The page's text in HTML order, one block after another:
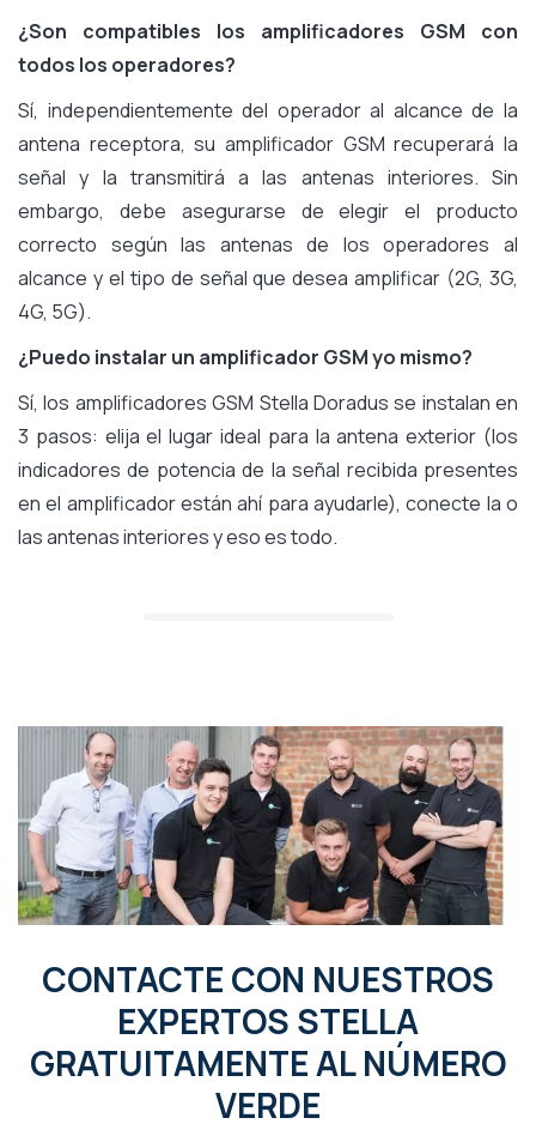
¿Son compatibles los amplificadores GSM con
todos los operadores?
Sí, independientemente del operador al alcance de la
antena receptora, su amplificador GSM recuperará la
señal y la transmitirá a las antenas interiores. Sin
embargo, debe asegurarse de elegir el producto
correcto según las antenas de los operadores al
alcance y el tipo de señal que desea amplificar (2G, 3G,
4G, 5G).
¿Puedo instalar un amplificador GSM yo mismo?
Sí, los amplificadores GSM Stella Doradus se instalan en
3 pasos: elija el lugar ideal para la antena exterior (los
indicadores de potencia de la señal recibida presentes
en el amplificador están ahí para ayudarle), conecte la o
las antenas interiores y eso es todo.
CONTACTE CON NUESTROS
EXPERTOS STELLA
GRATUITAMENTE AL NÚMERO
VERDE